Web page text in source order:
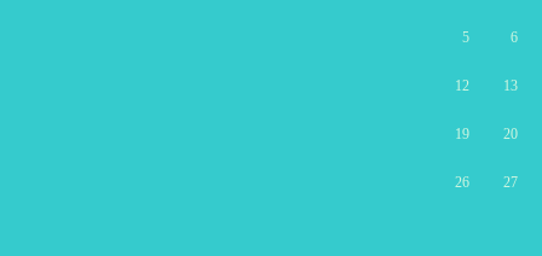
5 6
12 13
19 20
26 27